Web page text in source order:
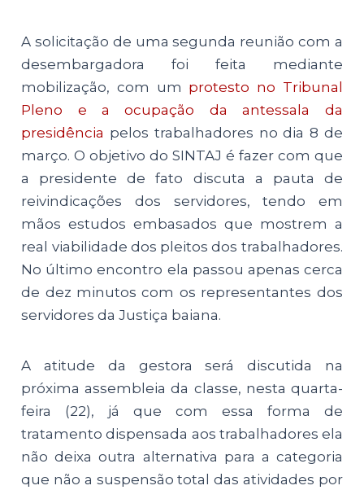
A solicitação de uma segunda reunião com a
desembargadora foi feita mediante
mobilização, com um protesto no Tribunal
Pleno e a ocupação da antessala da
presidência pelos trabalhadores no dia 8 de
março. O objetivo do SINTAJ é fazer com que
a presidente de fato discuta a pauta de
reivindicações dos servidores, tendo em
mãos estudos embasados que mostrem a
real viabilidade dos pleitos dos trabalhadores.
No último encontro ela passou apenas cerca
de dez minutos com os representantes dos
servidores da Justiça baiana.
A atitude da gestora será discutida na
próxima assembleia da classe, nesta quarta-
feira (22), já que com essa forma de
tratamento dispensada aos trabalhadores ela
não deixa outra alternativa para a categoria
que não a suspensão total das atividades por